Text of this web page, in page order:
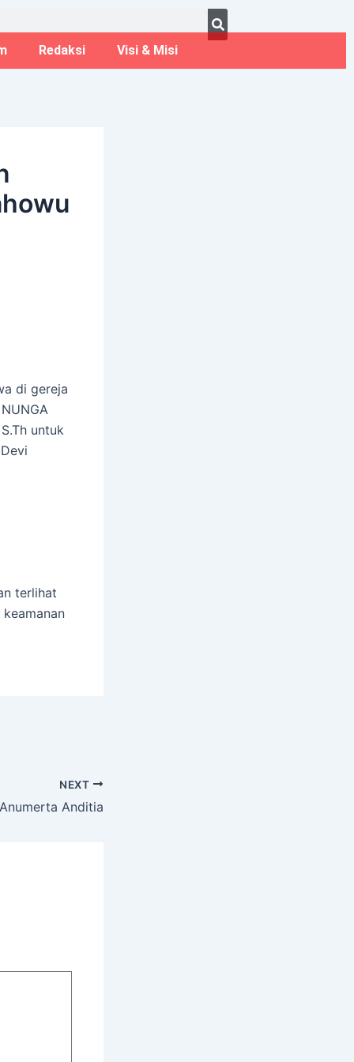
Redaksi Visi & Misi
di gereja
untuk
terlihat
NEXT
Anditia